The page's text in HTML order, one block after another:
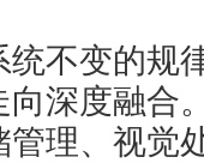
统不变的规
向深度融合
管理、视觉